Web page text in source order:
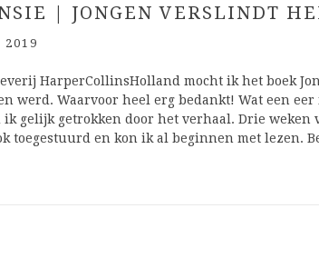
| JONGEN VERSLINDT
HarperCollinsHolland mocht ik het boek
werd. Waarvoor heel erg bedankt! Wat een
ik gelijk getrokken door het verhaal. Drie weken
toegestuurd en kon ik al beginnen met lezen.